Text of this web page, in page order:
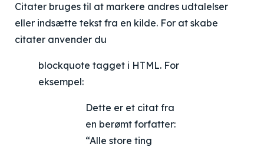
Citater bruges til at markere andres udtalelser
eller indsætte tekst fra en kilde. For at skabe
citater anvender du
blockquote tagget i HTML. For
eksempel:
Dette er et citat fra
en berømt forfatter:
“Alle store ting